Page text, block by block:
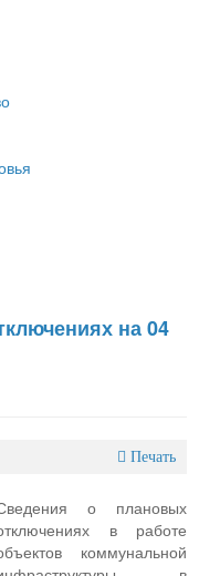
на 04
Печать
о плановых
в работе
коммунальной